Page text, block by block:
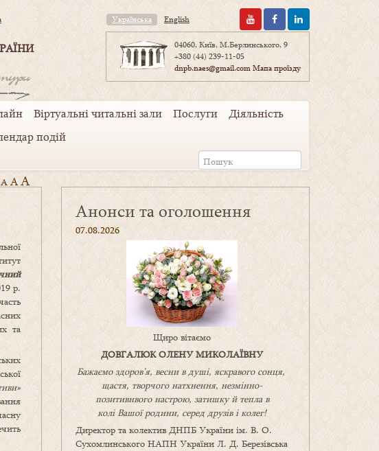
Українська English
04060, Київ, М.Берлинського, 9
+380 (44) 239-11-05
dnpb.naes@gmail.comМапа проїзду
Віртуальні читальні зали Послуги
Діяльність
подій
A AA
р.
та
Анонси та оголошення
07.08.2026
Щиро вітаємо
ДОВГАЛЮК ОЛЕНУ МИКОЛАЇВНУ
Бажаємо здоров’я, весни в душі, яскравого сонця,
щастя, творчого натхнення, незмінно-
позитивнвого настрою, затишкуйтепла в
коліВашоїродини, серед друзів і колег!
Директор та колектив ДНПБ України ім. В. О.
Сухомлинського НАПН України Л. Д. Березівська